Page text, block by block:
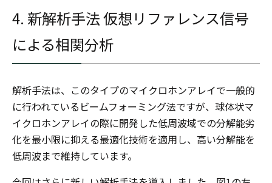
4. 新解析手法 仮想リファレンス信号
による相関分析
解析手法は、このタイプのマイクロホンアレイで一般的
に行われているビームフォーミング法ですが、球体状マ
イクロホンアレイの際に開発した低周波域での分解能劣
化を最小限に抑える最適化技術を適用し、高い分解能を
低周波まで維持しています。